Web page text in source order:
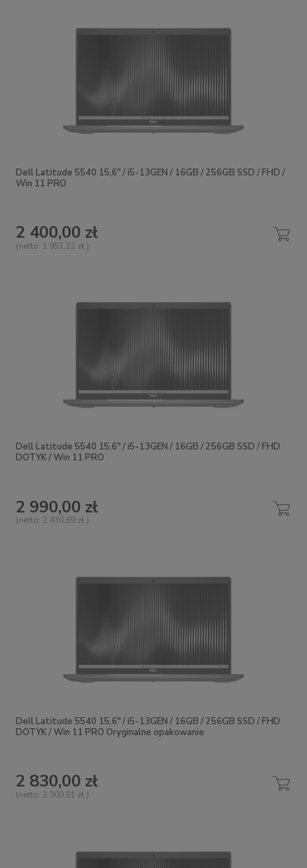
Dell Latitude 5540 15,6" / i5-13GEN / 16GB / 256GB SSD / FHD /
Win 11 PRO
2 400,00 zł
(netto: 1 951,22 zł )
Dell Latitude 5540 15,6" / i5-13GEN / 16GB / 256GB SSD / FHD
DOTYK / Win 11 PRO
2 990,00 zł
(netto: 2 430,89 zł )
Dell Latitude 5540 15,6" / i5-13GEN / 16GB / 256GB SSD / FHD
DOTYK / Win 11 PRO Oryginalne opakowanie
2 830,00 zł
(netto: 2 300,81 zł )